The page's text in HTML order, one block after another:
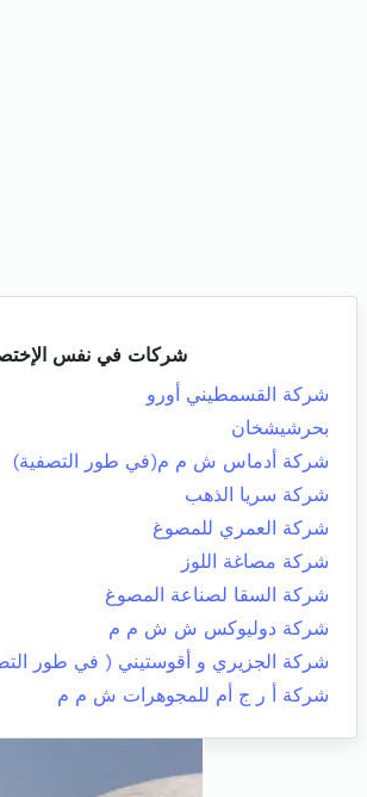
شركات في نفس
شركة القسمطيني أورو
بحرشيشخان
شركة أدماس ش م م(في طور التصفية)
شركة سريا الذهب
شركة العمري للمصوغ
شركة مصاغة اللوز
شركة السقا لصناعة المصوغ
شركة دوليوكس ش ش م م
شركة الجزيري و أقوستيني ( في طور
شركة أ ر ج أم للمجوهرات ش م م